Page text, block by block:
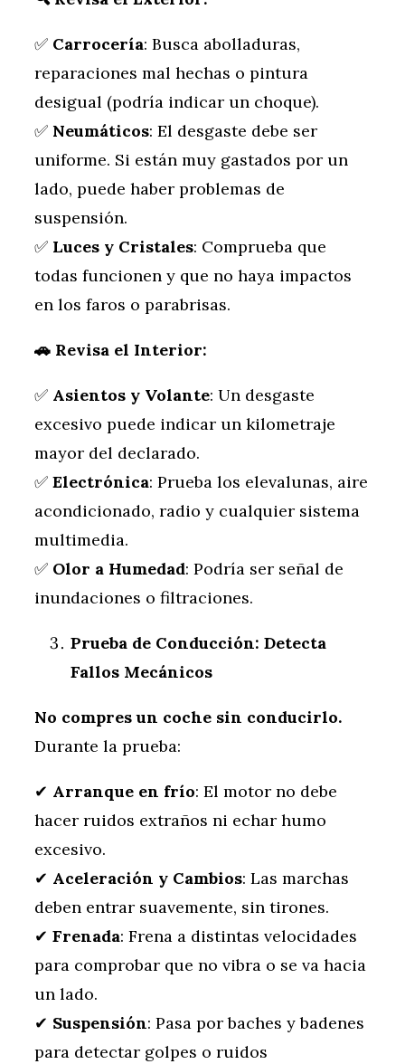
✅ Carrocería: Busca abolladuras,
reparaciones mal hechas o pintura
desigual (podría indicar un choque).
✅ Neumáticos: El desgaste debe ser
uniforme. Si están muy gastados por un
lado, puede haber problemas de
suspensión.
✅ Luces y Cristales: Comprueba que
todas funcionen y que no haya impactos
en los faros o parabrisas.
🚗 Revisa el Interior:
✅ Asientos y Volante: Un desgaste
excesivo puede indicar un kilometraje
mayor del declarado.
✅ Electrónica: Prueba los elevalunas, aire
acondicionado, radio y cualquier sistema
multimedia.
✅ Olor a Humedad: Podría ser señal de
inundaciones o filtraciones.
Prueba de Conducción: Detecta
Fallos Mecánicos
No compres un coche sin conducirlo.
Durante la prueba:
✔ Arranque en frío: El motor no debe
hacer ruidos extraños ni echar humo
excesivo.
✔ Aceleración y Cambios: Las marchas
deben entrar suavemente, sin tirones.
✔ Frenada: Frena a distintas velocidades
para comprobar que no vibra o se va hacia
un lado.
✔ Suspensión: Pasa por baches y badenes
para detectar golpes o ruidos